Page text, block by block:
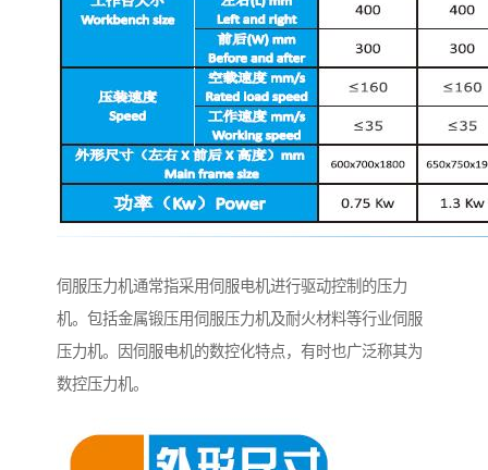
伺服压力机通常指采用伺服电机进行驱动控制的压力
机。包括金属锻压用伺服压力机及耐火材料等行业伺服
压力机。因伺服电机的数控化特点，有时也广泛称其为
数控压力机。